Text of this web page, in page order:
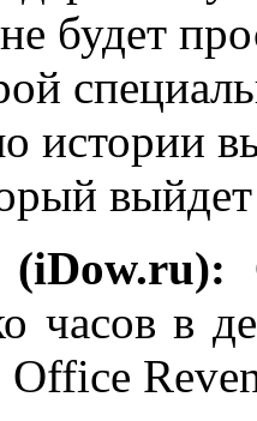
будет
истории
часов в